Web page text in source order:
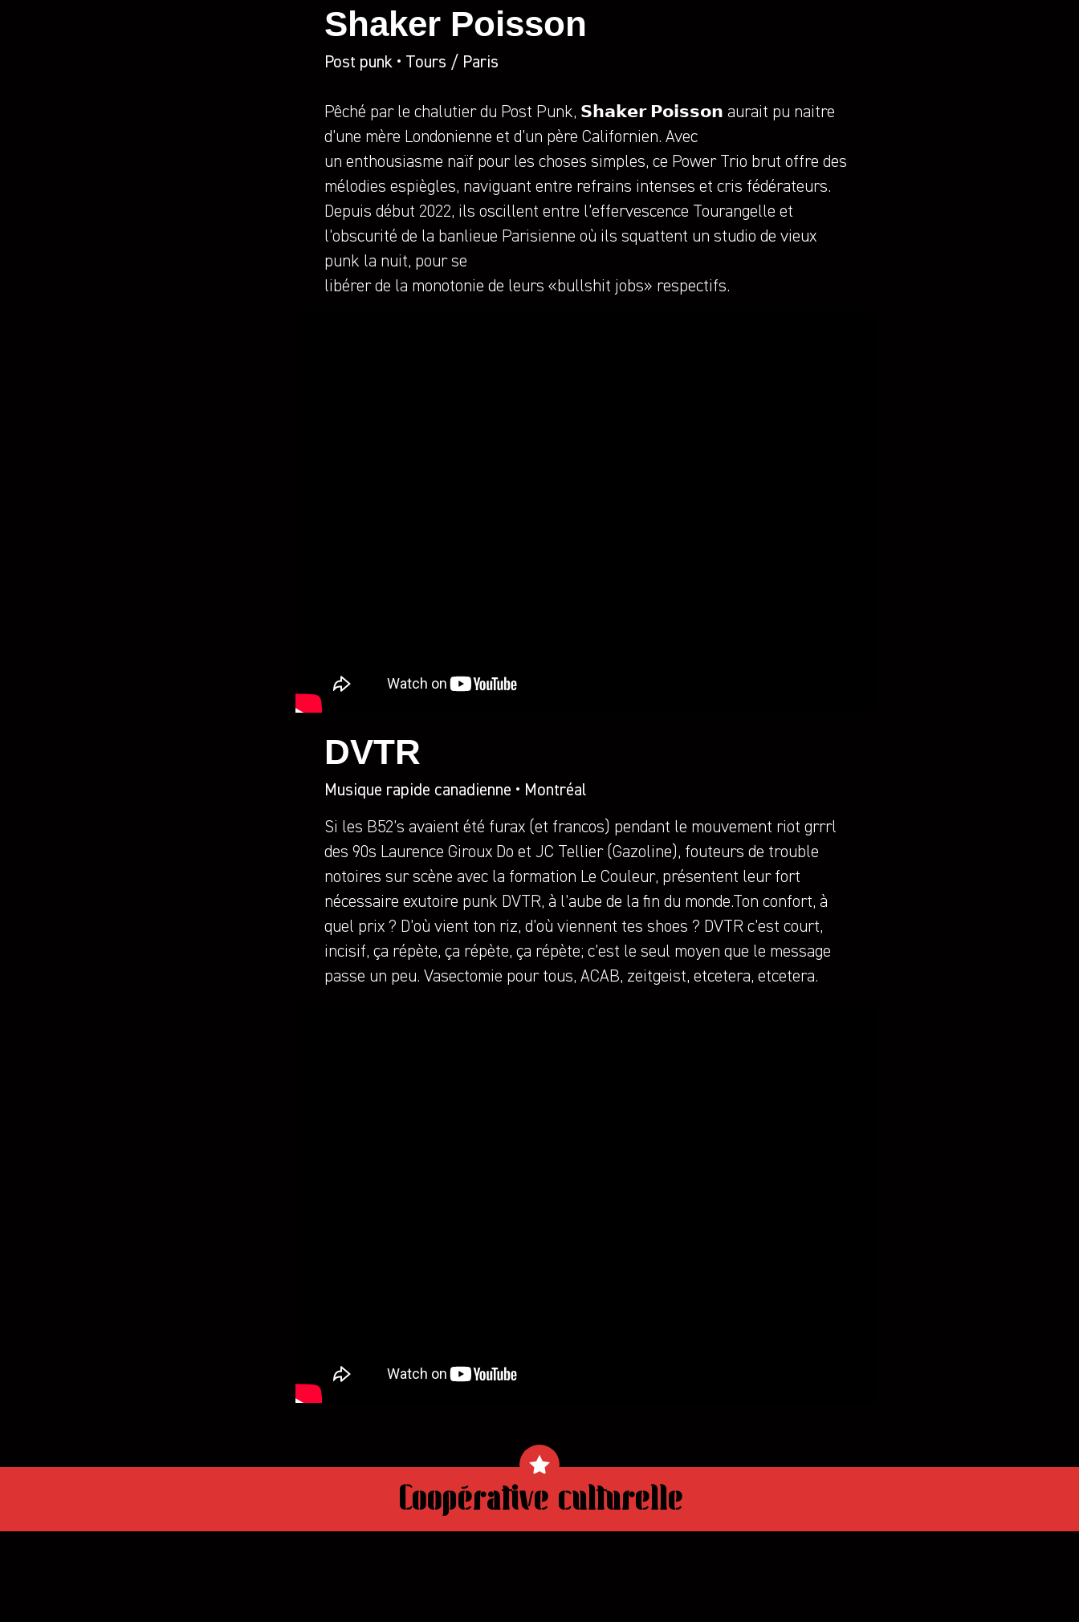
Shaker Poisson
Post punk • Tours / Paris
Pêché par le chalutier du Post Punk, 𝗦𝗵𝗮𝗸𝗲𝗿 𝗣𝗼𝗶𝘀𝘀𝗼𝗻 aurait pu naitre
d’une mère Londonienne et d’un père Californien. Avec
un enthousiasme naïf pour les choses simples, ce Power Trio brut offre des
mélodies espiègles, naviguant entre refrains intenses et cris fédérateurs.
Depuis début 2022, ils oscillent entre l’effervescence Tourangelle et
l’obscurité de la banlieue Parisienne où ils squattent un studio de vieux
punk la nuit, pour se
libérer de la monotonie de leurs «bullshit jobs» respectifs.
DVTR
Musique rapide canadienne • Montréal
Si les B52’s avaient été furax (et francos) pendant le mouvement riot grrrl
des 90s Laurence Giroux Do et JC Tellier (Gazoline), fouteurs de trouble
notoires sur scène avec la formation Le Couleur, présentent leur fort
nécessaire exutoire punk DVTR, à l’aube de la fin du monde.Ton confort, à
quel prix ? D’où vient ton riz, d’où viennent tes shoes ? DVTR c’est court,
incisif, ça répète, ça répète, ça répète; c’est le seul moyen que le message
passe un peu. Vasectomie pour tous, ACAB, zeitgeist, etcetera, etcetera.
Coopérative culturelle